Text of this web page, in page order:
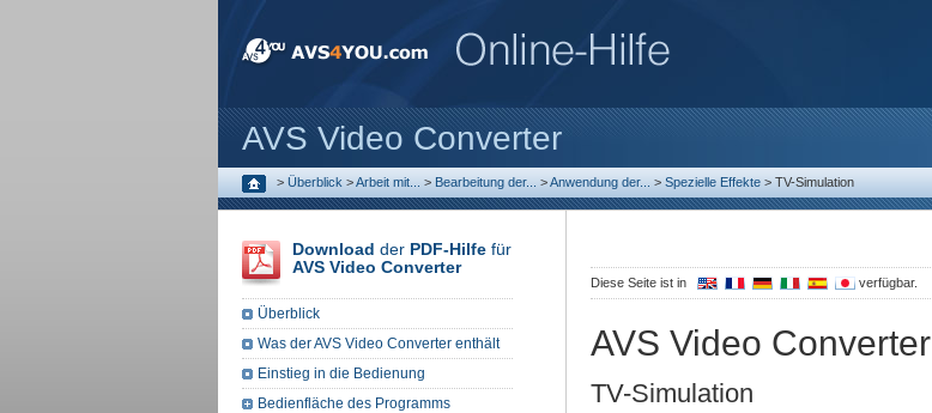
AVS Video Converter
> Überblick >Arbeit mit... > Bearbeitung der... >Anwendung der... > Spezielle Effekte > TV-Simulation
Diese Seite ist in verfügbar.
AVS Video Converter
TV-Simulation
Download der PDF-Hilfe für
AVS Video Converter
Überblick
Was der AVS Video Converter enthält
Einstieg in die Bedienung
Bedienfläche des Programms